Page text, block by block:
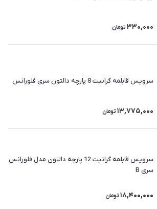
330,000 تومان
سرویس قابلمه گرانیت 8 پارچه دالتون سری فلورانس
13,775,000 تومان
سرویس قابلمه گرانیت 12 پارچه دالتون مدل فلورانس
سری B
18,400,000 تومان